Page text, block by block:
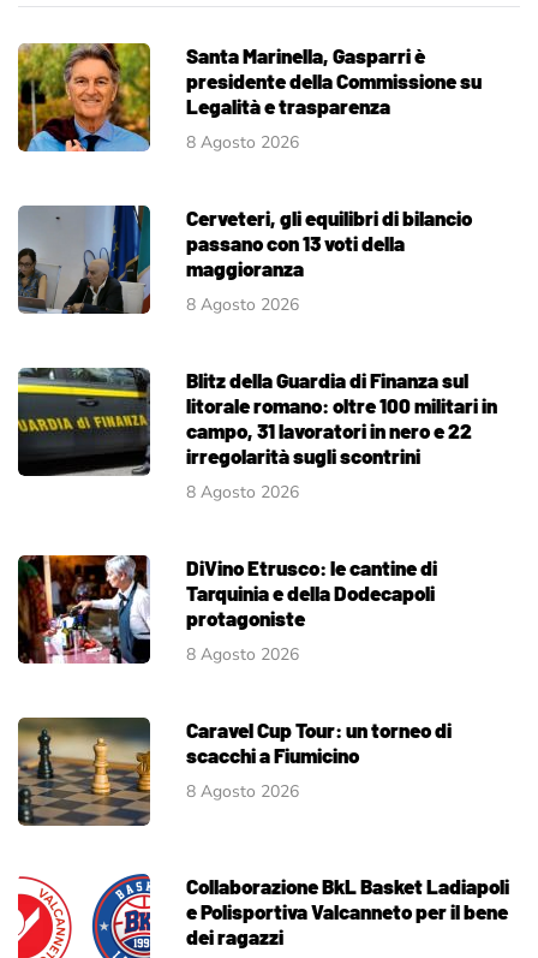
Santa Marinella, Gasparri è
presidente della Commissione su
Legalità e trasparenza
8 Agosto 2026
Cerveteri, gli equilibri di bilancio
passano con 13 voti della
maggioranza
8 Agosto 2026
Blitz della Guardia di Finanza sul
litorale romano: oltre 100 militari in
campo, 31 lavoratori in nero e 22
irregolarità sugli scontrini
8 Agosto 2026
DiVino Etrusco: le cantine di
Tarquinia e della Dodecapoli
protagoniste
8 Agosto 2026
Caravel Cup Tour: un torneo di
scacchi a Fiumicino
8 Agosto 2026
Collaborazione BkL Basket Ladiapoli
e Polisportiva Valcanneto per il bene
dei ragazzi